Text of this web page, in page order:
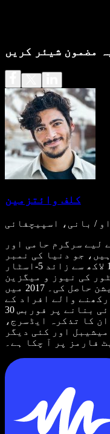
مضمون شیئر کریں
کلف وائتزمین
/ بانی، اسپیچفائی
لیے سرگرم حامی اور
جو دنیا کی نمبر
1 ٹیکسٹ ٹو اسپیچ ایپ ہے۔ 1 لاکھ سے زائد 5-اسٹار
کی نیوز و میگزین
کیٹیگری میں پہلی پوزیشن حاصل کی۔ 2017 میں
والے افراد کے
لیے انٹرنیٹ کو زیادہ قابلِ رسائی بنانے پر فوربس 30
ان کا تذکرہ ایڈسرج،
اور کئی دیگر
فارمز پر آ چکا ہے۔